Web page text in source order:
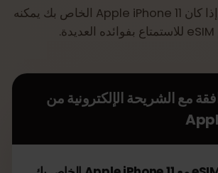
تحقق بسرعة مما إذا كان Apple iPhone 11 الخاص بك يمكنه
مع الشريحة الإلكترونية من